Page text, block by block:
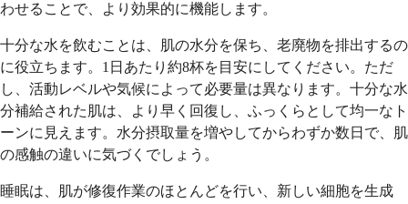
わせることで、より効果的に機能します。
十分な水を飲むことは、肌の水分を保ち、老廃物を排出するの
に役立ちます。1日あたり約8杯を目安にしてください。ただ
し、活動レベルや気候によって必要量は異なります。十分な水
分補給された肌は、より早く回復し、ふっくらとして均一なト
ーンに見えます。水分摂取量を増やしてからわずか数日で、肌
の感触の違いに気づくでしょう。
睡眠は、肌が修復作業のほとんどを行い、新しい細胞を生成